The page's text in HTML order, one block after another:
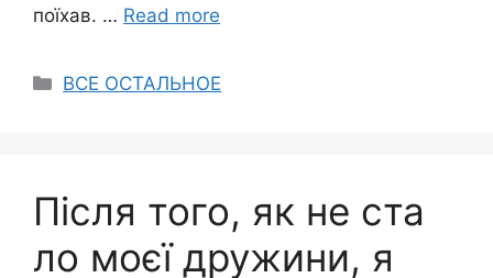
поїхав. … Read more
Categories
ВСЕ ОСТАЛЬНОЕ
Після того, як не ста
ло моєї дружини, я